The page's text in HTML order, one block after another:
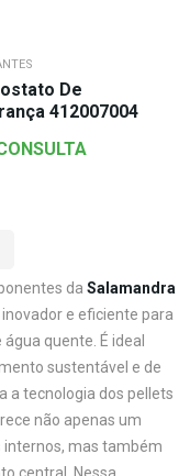
De
412007004
da Salamandra
e eficiente para
quente. É ideal
sustentável e de
a tecnologia dos pellets
não apenas um
mas também